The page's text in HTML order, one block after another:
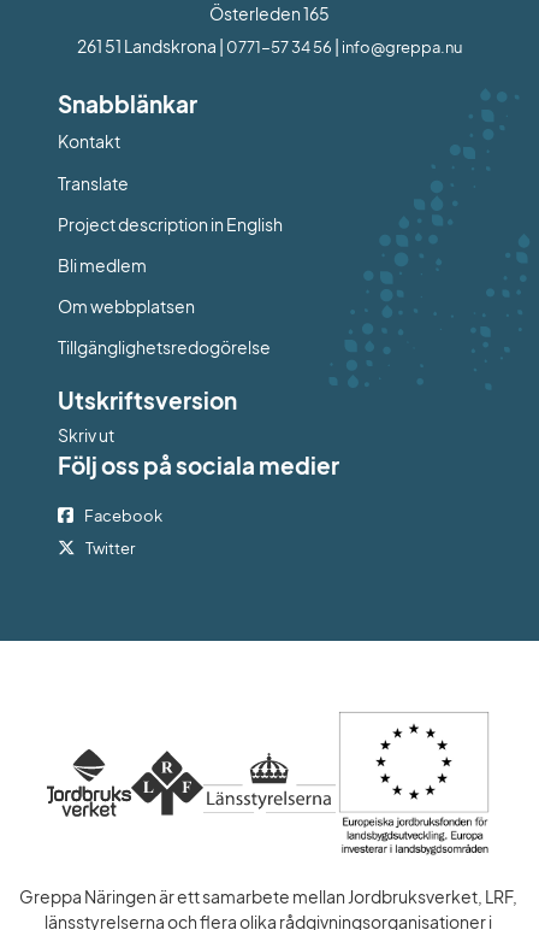
Österleden 165
261 51 Landskrona | 0771-57 34 56 | info@greppa.nu
Snabblänkar
Kontakt
Translate
Project description in English
Bli medlem
Om webbplatsen
Tillgänglighetsredogörelse
Utskriftsversion
Skriv ut
Följ oss på sociala medier
Facebook
Twitter
Greppa Näringen är ett samarbete mellan Jordbruksverket, LRF,
länsstyrelserna och flera olika rådgivningsorganisationer i